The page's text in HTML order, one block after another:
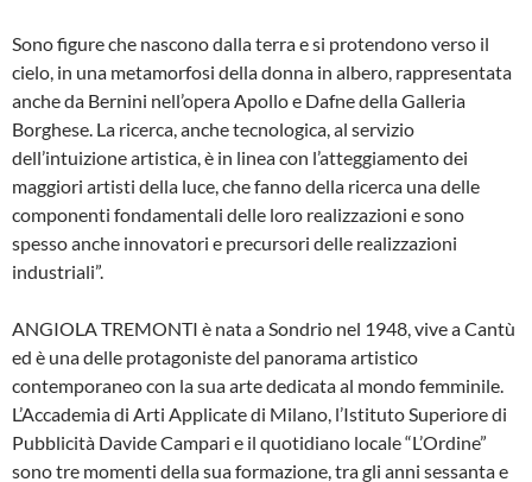
Sono figure che nascono dalla terra e si protendono verso il
cielo, in una metamorfosi della donna in albero, rappresentata
anche da Bernini nell’opera Apollo e Dafne della Galleria
Borghese. La ricerca, anche tecnologica, al servizio
dell’intuizione artistica, è in linea con l’atteggiamento dei
maggiori artisti della luce, che fanno della ricerca una delle
componenti fondamentali delle loro realizzazioni e sono
spesso anche innovatori e precursori delle realizzazioni
industriali”.
ANGIOLA TREMONTI è nata a Sondrio nel 1948, vive a Cantù
ed è una delle protagoniste del panorama artistico
contemporaneo con la sua arte dedicata al mondo femminile.
L’Accademia di Arti Applicate di Milano, l’Istituto Superiore di
Pubblicità Davide Campari e il quotidiano locale “L’Ordine”
sono tre momenti della sua formazione, tra gli anni sessanta e